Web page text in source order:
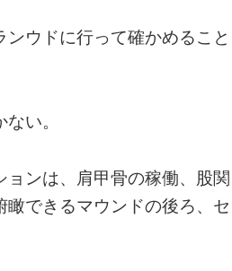
ウドに行って確かめること
い。
ンは、肩甲骨の稼働、股関
できるマウンドの後ろ、セ